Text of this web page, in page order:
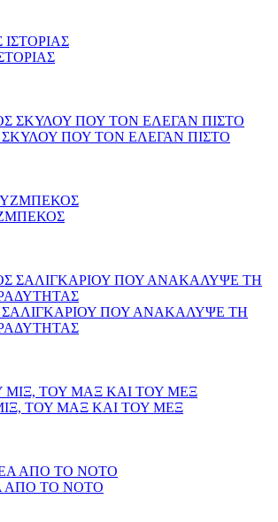
ΣΚΥΛΟΥ ΠΟΥ ΤΟΝ ΕΛΕΓΑΝ ΠΙΣΤΟ
ΣΑΛΙΓΚΑΡΙΟΥ ΠΟΥ ΑΝΑΚΑΛΥΨΕ ΤΗ
ΤΟΥ ΜΑΞ ΚΑΙ ΤΟΥ ΜΕΞ
ΑΠΟ ΤΟ ΝΟΤΟ